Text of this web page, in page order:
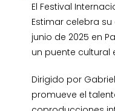
El Festival
Estimar celebra
junio de 2025 en
un puente cultural
Dirigido por
promueve el